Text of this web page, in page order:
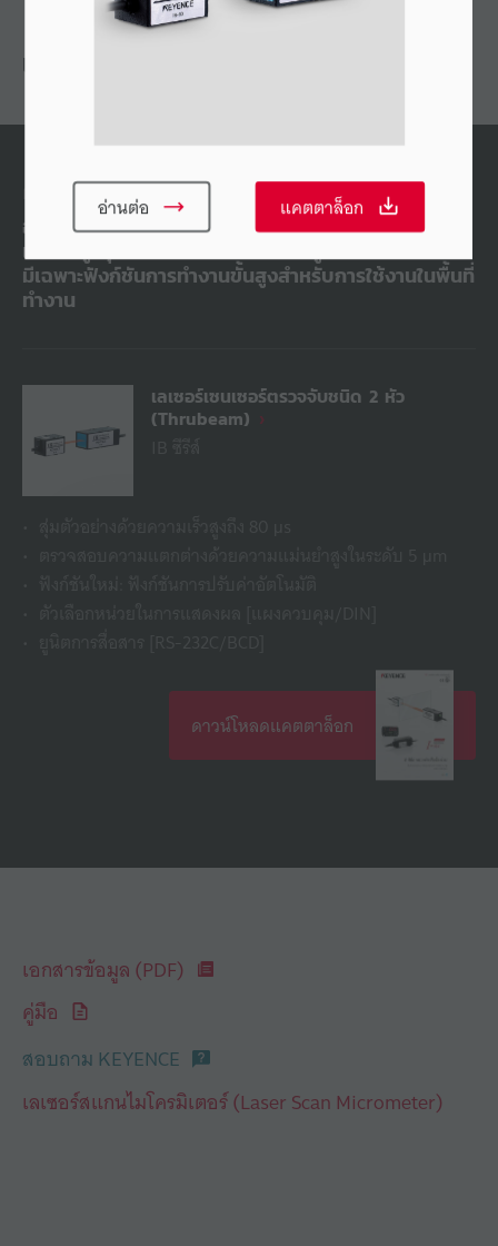
แนะนำ
ผลิตภัณฑ์ทดแทน
อุปกรณ์อัจฉริยะชุด I ซีรีส์ ประกอบด้วยเซนเซอร์ความ
แม่นยำสูงรุ่นต่างๆ ที่ให้ประสิทธิภาพสูงในราคาประหยัด
มีเฉพาะฟังก์ชันการทำงานขั้นสูงสำหรับการใช้งานในพื้นที่
ทำงาน
เลเซอร์เซนเซอร์ตรวจจับชนิด 2 หัว
(Thrubeam)
ดาวน์โหลดแคตตาล็อก
เอกสารข้อมูล (PDF)
คู่มือ
สอบถาม KEYENCE
เลเซอร์สแกนไมโครมิเตอร์ (Laser Scan Micrometer)
อ่านต่อ แคตตาล็อก